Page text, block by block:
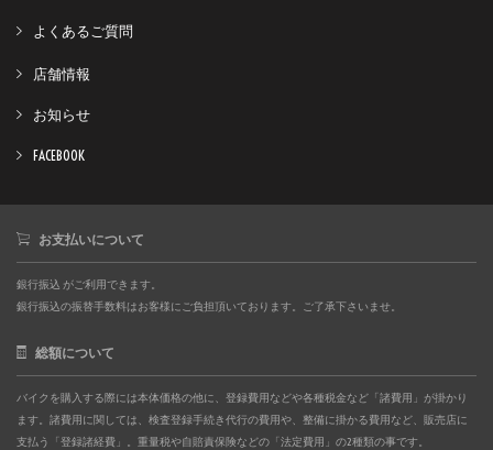
よくあるご質問
店舗情報
お知らせ
FACEBOOK
お支払いについて
銀行振込 がご利用できます。
銀行振込の振替手数料はお客様にご負担頂いております。ご了承下さいませ。
総額について
バイクを購入する際には本体価格の他に、登録費用などや各種税金など「諸費用」が掛かり
ます。諸費用に関しては、検査登録手続き代行の費用や、整備に掛かる費用など、販売店に
支払う「登録諸経費」。重量税や自賠責保険などの「法定費用」の2種類の事です。